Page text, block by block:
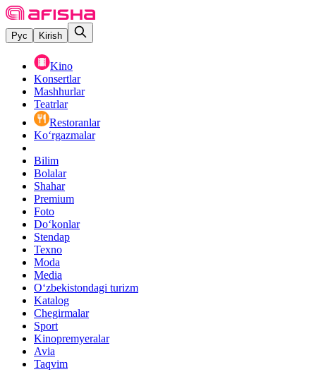
Рус Kirish
Kino
Konsertlar
Mashhurlar
Teatrlar
Restoranlar
Ko‘rgazmalar
Bilim
Bolalar
Shahar
Premium
Foto
Do‘konlar
Stendap
Texno
Moda
Media
O‘zbekistondagi turizm
Katalog
Chegirmalar
Sport
Kinopremyeralar
Avia
Taqvim